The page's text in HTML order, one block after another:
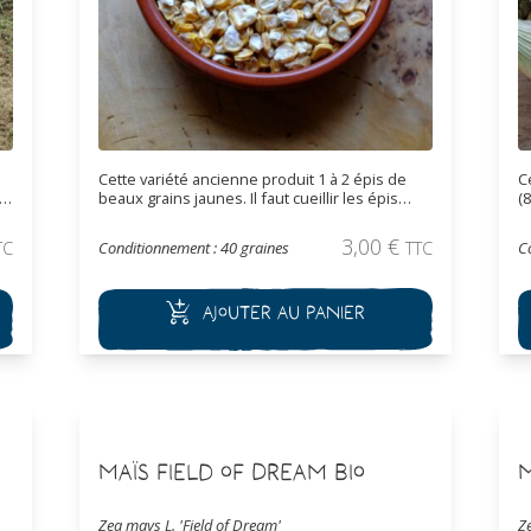
Cette variété ancienne produit 1 à 2 épis de
beaux grains jaunes. Il faut cueillir les épis
Conditionnement : 40 graines
3,00€ TTC
Ajouter au panier
Maïs Field of Dream Bio
Zea mays L. 'Field of Dream'